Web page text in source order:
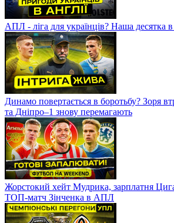
АПЛ - ліга для українців? Наша десятка в
Динамо повертається в боротьбу? Зоря
та Дніпро–1 знову перемагають
Жорстокий хейт Мудрика, зарплатня
ТОП-матч Зінченка в АПЛ